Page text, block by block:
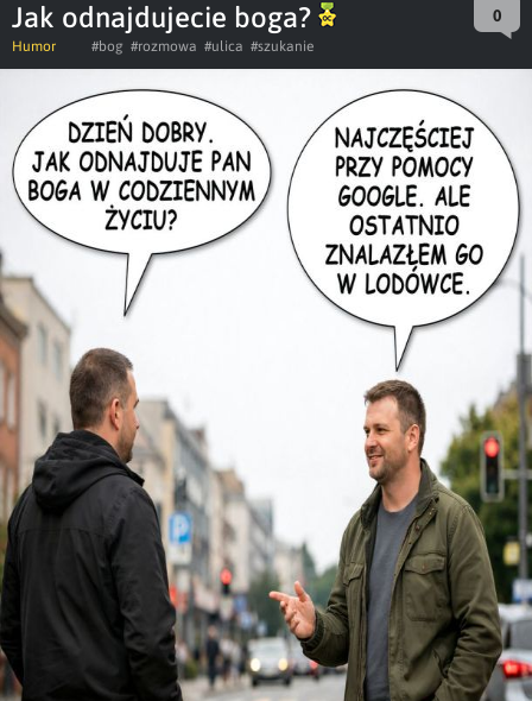
Jak odnajdujecie boga? 0
Humor #bog #rozmowa #ulica #szukanie